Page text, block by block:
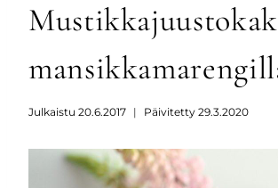
Julkaistu 20.6.2017 Päivitetty 29.3.2020